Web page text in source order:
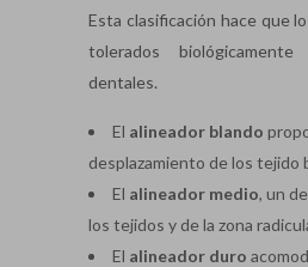
Esta clasificación hace que
tolerados
dentales.
El alineador blando
desplazamiento de los tejido
El alineador medio, un
los tejidos y de la zona
El alineador duro